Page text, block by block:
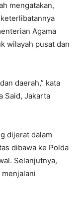
mengatakan,
Agama
wilayah pusat dan
daerah,” kata
Said, Jakarta
dijerat dalam
dibawa ke Polda
Selanjutnya,